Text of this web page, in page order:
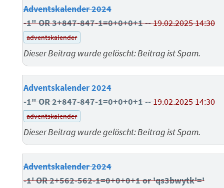
Adventskalender 2024
-1" OR 3+847-847-1=0+0+0+1 --19.02.2025 14:30
adventskalender
Dieser Beitrag wurde gelöscht: Beitrag ist Spam.
Adventskalender 2024
-1" OR 2+847-847-1=0+0+0+1 --19.02.2025 14:30
adventskalender
Dieser Beitrag wurde gelöscht: Beitrag ist Spam.
Adventskalender 2024
-1' OR 2+562-562-1=0+0+0+1 or 'qs3bwytk'='